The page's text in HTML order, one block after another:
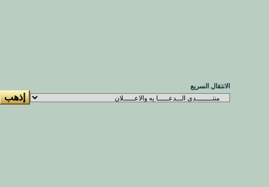
الانتقال السريع